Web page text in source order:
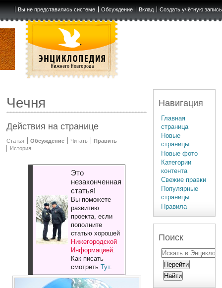
Вы не представились системе Обсуждение Вклад Создать учётную запись
Чечня
Действия на странице
Статья Обсуждение Читать
Править
История
Это
незаконченная
статья!
Вы поможете
развитию
проекта, если
пополните
статью хорошей
Нижегородской
Информацией.
Как писать
смотреть Тут.
Навигация
Главная
страница
Новые
страницы
Новые фото
Категории
контента
Свежие правки
Популярные
страницы
Правила
Поиск